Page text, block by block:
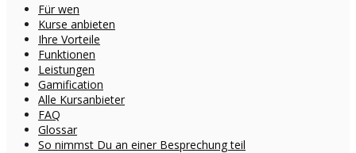
Für wen
Kurse anbieten
Ihre Vorteile
Funktionen
Leistungen
Gamification
Alle Kursanbieter
FAQ
Glossar
So nimmst Du an einer Besprechung teil